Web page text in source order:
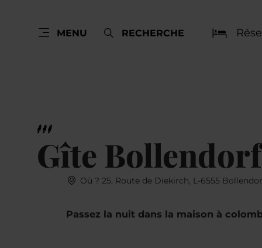
MENU RECHERCHE
Gîte Bollendorf
Où ? 25, Route de Diekirch, L-6555
Passez la nuit dans la maison à